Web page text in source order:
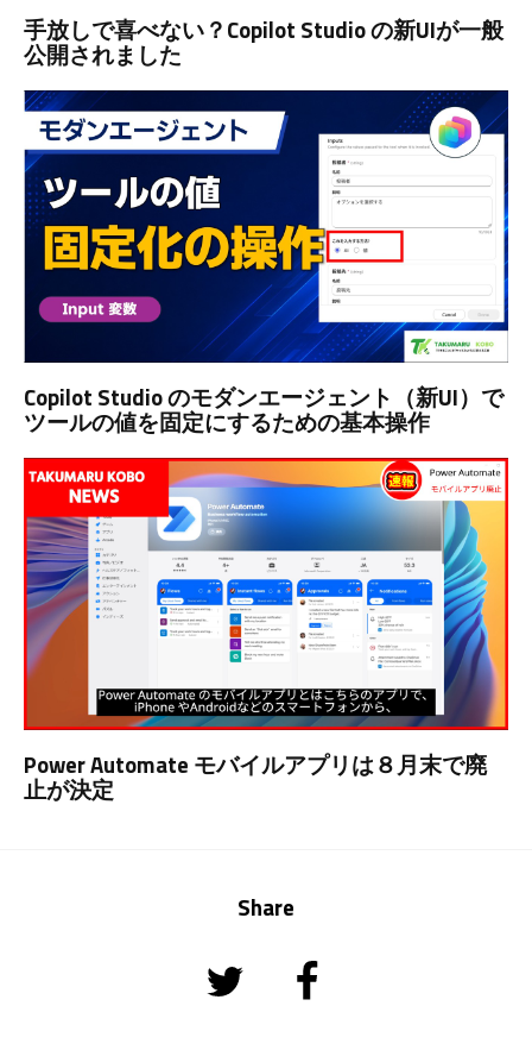
手放しで喜べない？Copilot Studio の新UIが一般
公開されました
Copilot Studio のモダンエージェント（新UI）で
ツールの値を固定にするための基本操作
Power Automate モバイルアプリは８月末で廃
止が決定
Share